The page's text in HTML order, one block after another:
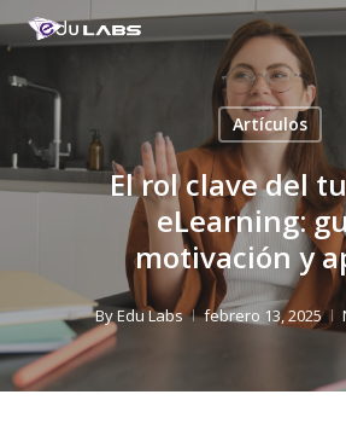
to
main
Artículos
El rol clave del
eLearning:
motivación y
ByEdu Labs febrero 13, 2025